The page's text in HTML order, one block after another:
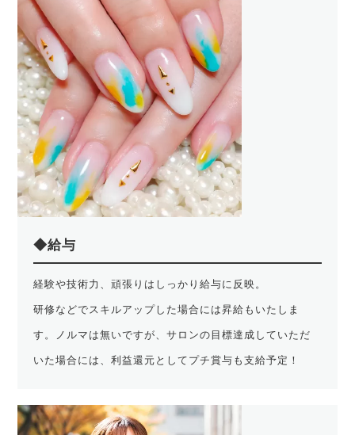
◆給与
経験や技術力、頑張りはしっかり給与に反映。
研修などでスキルアップした場合には昇給もいたしま
す。ノルマは無いですが、サロンの目標達成していただ
いた場合には、利益還元としてプチ賞与も支給予定！